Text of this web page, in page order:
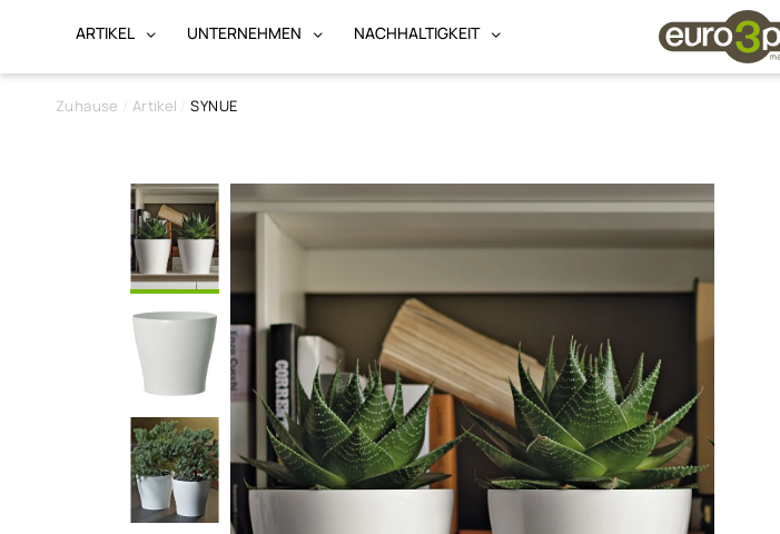
ARTIKEL UNTERNEHMEN NACHHALTIGKEIT
Zuhause Artikel SYNUE